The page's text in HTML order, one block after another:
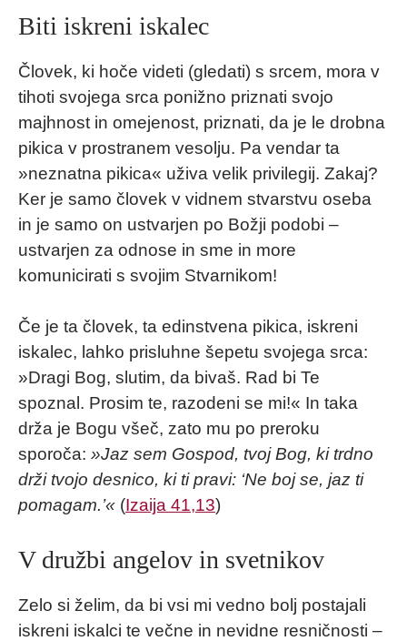
Biti iskreni iskalec
Človek, ki hoče videti (gledati) s srcem, mora v
tihoti svojega srca ponižno priznati svojo
majhnost in omejenost, priznati, da je le drobna
pikica v prostranem vesolju. Pa vendar ta
»neznatna pikica« uživa velik privilegij. Zakaj?
Ker je samo človek v vidnem stvarstvu oseba
in je samo on ustvarjen po Božji podobi –
ustvarjen za odnose in sme in more
komunicirati s svojim Stvarnikom!
Če je ta človek, ta edinstvena pikica, iskreni
iskalec, lahko prisluhne šepetu svojega srca:
»Dragi Bog, slutim, da bivaš. Rad bi Te
spoznal. Prosim te, razodeni se mi!« In taka
drža je Bogu všeč, zato mu po preroku
sporoča: »Jaz sem Gospod, tvoj Bog, ki trdno
drži tvojo desnico, ki ti pravi: ‘Ne boj se, jaz ti
pomagam.’« (Izaija 41,13)
V družbi angelov in svetnikov
Zelo si želim, da bi vsi mi vedno bolj postajali
iskreni iskalci te večne in nevidne resničnosti –